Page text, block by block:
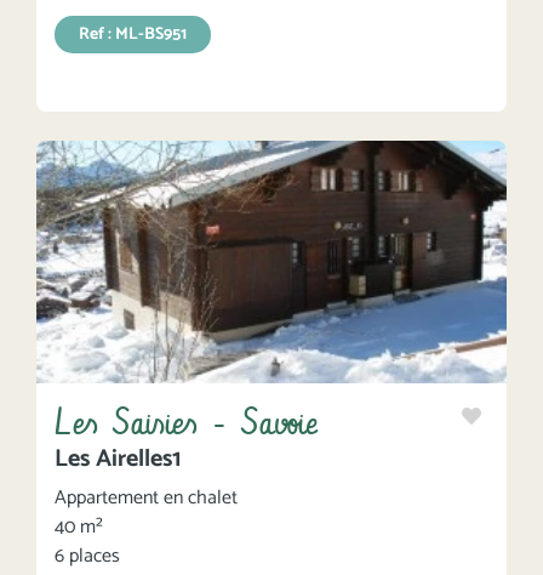
Ref : ML-BS951
Les Saisies - Savoie
Les Airelles1
Appartement en chalet
40 m²
6 places